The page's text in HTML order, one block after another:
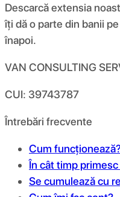
Descarcă extensia
îți dă o parte din banii
înapoi.
VAN CONSULTING
CUI: 39743787
Întrebări frecvente
Cum
În cât timp
Se cumulează cu